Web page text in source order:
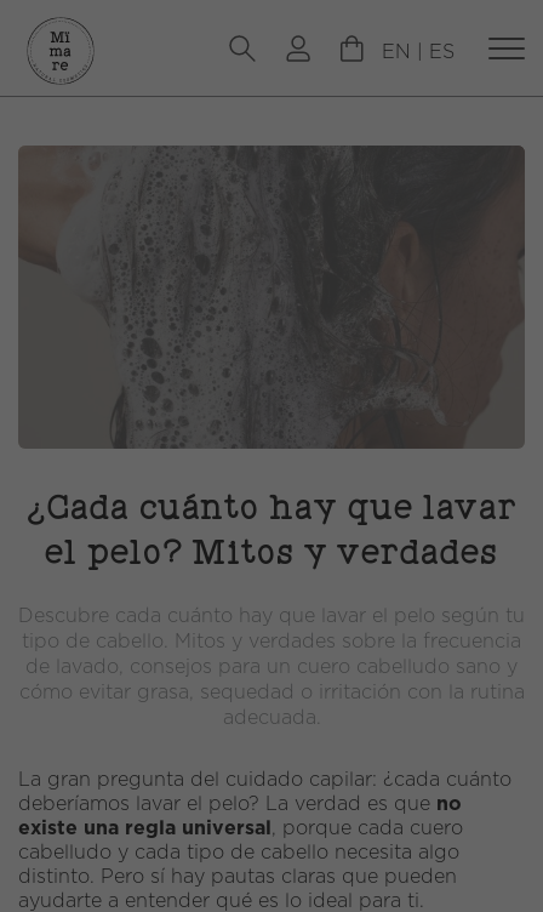
EN ES
¿Cada cuánto hay que lavar
el pelo? Mitos y verdades
Descubre cada cuánto hay que lavar el pelo según tu
tipo de cabello. Mitos y verdades sobre la frecuencia
de lavado, consejos para un cuero cabelludo sano y
cómo evitar grasa, sequedad o irritación con la rutina
adecuada.
La gran pregunta del cuidado capilar: ¿cada cuánto
deberíamos lavar el pelo? La verdad es que no
existe una regla universal
, porque cada cuero
cabelludo y cada tipo de cabello necesita algo
distinto. Pero sí hay pautas claras que pueden
ayudarte a entender qué es lo ideal para ti.